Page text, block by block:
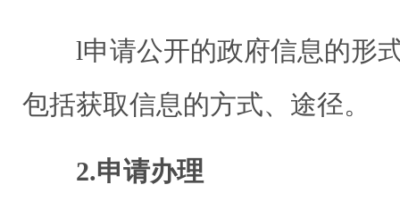
l申请公开的政府信息的形
包括获取信息的方式、途径。
2.申请办理